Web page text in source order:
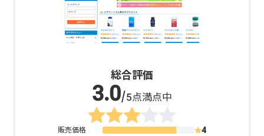
総合評価
/5点満点中
販売価格